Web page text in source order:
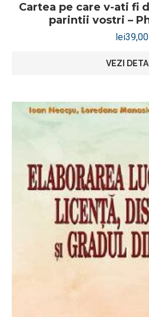
Cartea pe care v-ati fi
parintii vostri –
lei39,00
VEZI